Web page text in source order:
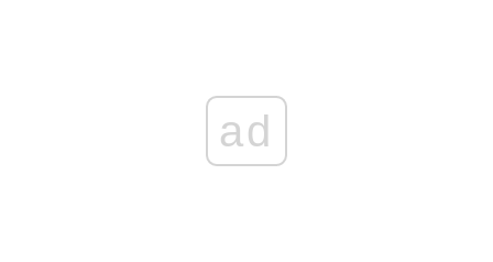
ad